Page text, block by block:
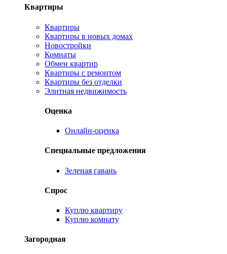
Квартиры
Квартиры
Квартиры в новых домах
Новостройки
Комнаты
Обмен квартир
Квартиры с ремонтом
Квартиры без отделки
Элитная недвижимость
Оценка
Онлайн-оценка
Специальные предложения
Зеленая гавань
Спрос
Куплю квартиру
Куплю комнату
Загородная